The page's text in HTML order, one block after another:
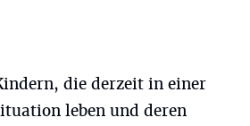
die derzeit in einer
leben und deren